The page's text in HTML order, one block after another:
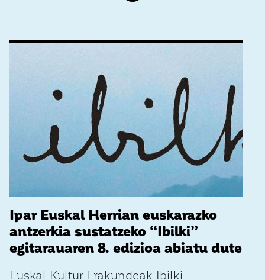
Ipar Euskal Herrian euskarazko
antzerkia sustatzeko “Ibilki”
egitarauaren 8. edizioa abiatu dute
Euskal Kultur Erakundeak Ibilki